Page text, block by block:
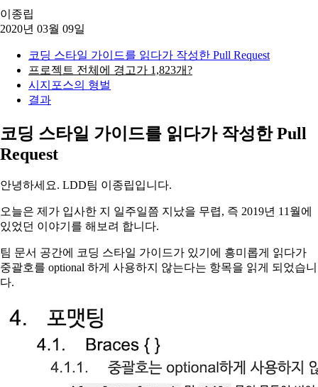
이종립
2020년 03월 09일
코딩 스타일 가이드를 읽다가 작성한 Pull Request
프로젝트 전체에 경고가 1,823개?
시지포스의 형벌
결과
코딩 스타일 가이드를 읽다가 작성한 Pull
Request
안녕하세요. LDD팀 이종립입니다.
오늘은 제가 입사한 지 일주일쯤 지났을 무렵, 즉 2019년 11월에
있었던 이야기를 해보려 합니다.
팀 문서 공간에 코딩 스타일 가이드가 있기에 흥미롭게 읽다가
중괄호를 optional 하게 사용하지 않는다는 항목을 읽게 되었습니
다.